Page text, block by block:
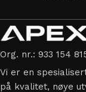
Org. nr.: 933 154
Vi er en
på kvalitet, nøye